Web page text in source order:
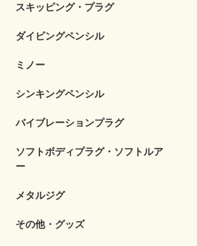
スキッピング・プラグ
ダイビングペンシル
ミノー
シンキングペンシル
バイブレーションプラグ
ソフトボディプラグ・ソフトルア
ー
メタルジグ
その他・グッズ